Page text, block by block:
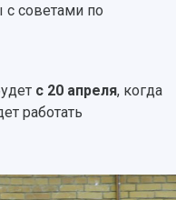
с советами по
с 20 апреля, когда
работать